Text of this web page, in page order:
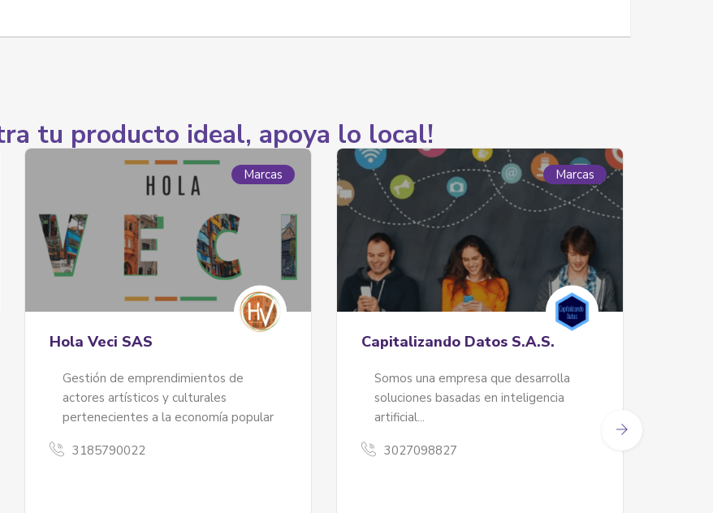
tu producto ideal, apoya lo local!
Marcas
Hola Veci SAS
Gestión de emprendimientos de
actores artísticos y culturales
pertenecientes a la economía popular
3185790022
Marcas
Capitalizando Datos S.A.S.
Somos una empresa que desarrolla
soluciones basadas en inteligencia
artificial...
3027098827